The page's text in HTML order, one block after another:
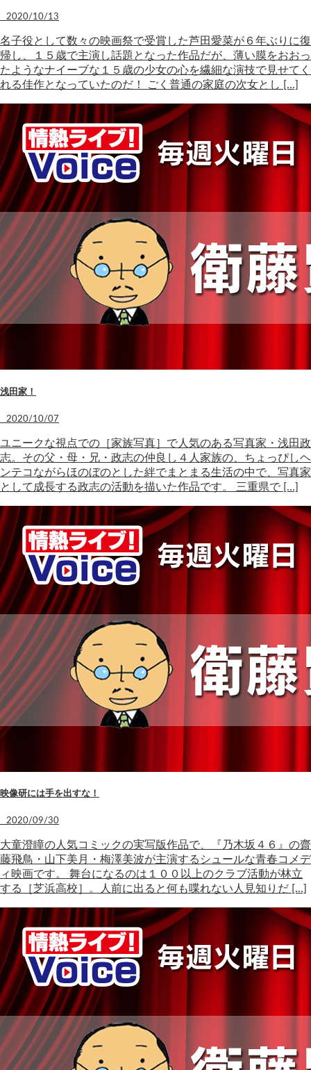
2020/10/13
名子役として数々の映画祭で受賞した芦田愛菜が６年ぶりに復
帰し、１５歳で主演し話題となった作品だが、薄い膜をおおっ
たようなナイーブな１５歳の少女の心を繊細な演技で見せてく
れる佳作となっていたのだ！ ごく普通の家庭の次女とし […]
浅田家！
2020/10/07
ユニークな視点での［家族写真］で人気のある写真家・浅田政
志。その父・母・兄・政志の仲良し４人家族の、ちょっぴしヘ
ンテコながらほのぼのとした絆でまとまる生活の中で、写真家
として成長する政志の活動を描いた作品です。 三重県で […]
映像研には手を出すな！
2020/09/30
大童澄瞳の人気コミックの実写版作品で、『乃木坂４６』の齋
藤飛鳥・山下美月・梅澤美波が主演するシュールな青春コメデ
ィ映画です。 舞台になるのは１００以上のクラブ活動が林立
する［芝浜高校］。人前に出ると何も喋れない人見知りだ […]